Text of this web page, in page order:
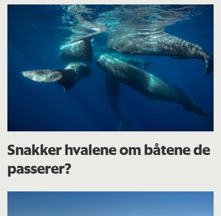
Snakker hvalene om båtene de
passerer?